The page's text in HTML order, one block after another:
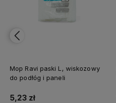
Mop Ravi paski L, wiskozowy
do podłóg i paneli
5,23 zł